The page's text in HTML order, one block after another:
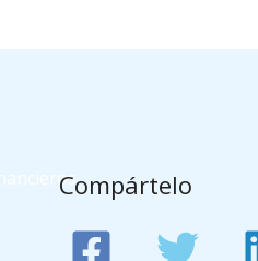
Compártelo